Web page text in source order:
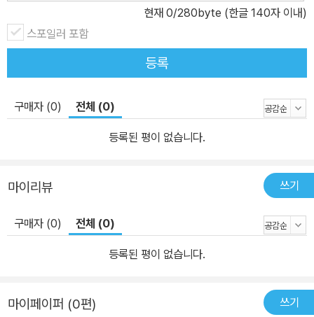
현재 0/280byte (한글 140자 이내)
스포일러 포함
등록
구매자 (0) 전체 (0)
등록된 평이 없습니다.
마이리뷰 쓰기
구매자 (0) 전체 (0)
등록된 평이 없습니다.
마이페이퍼 (0편) 쓰기